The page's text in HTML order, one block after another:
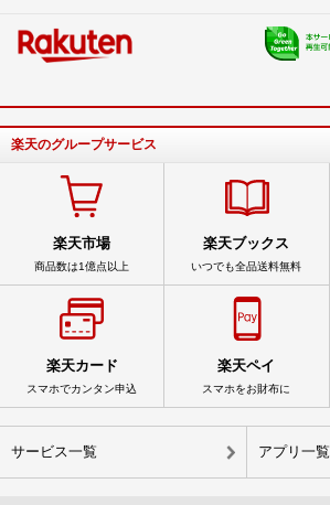
楽天のグループサービス
楽天市場
商品数は1億点以上
楽天ブックス
いつでも全品送料無料
楽天カード
スマホでカンタン申込
楽天ペイ
スマホをお財布に
サービス一覧 アプリ一覧